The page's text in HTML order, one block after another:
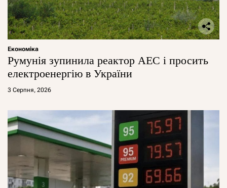
Економіка
Румунія зупинила реактор АЕС і просить
електроенергію в України
3 Серпня, 2026